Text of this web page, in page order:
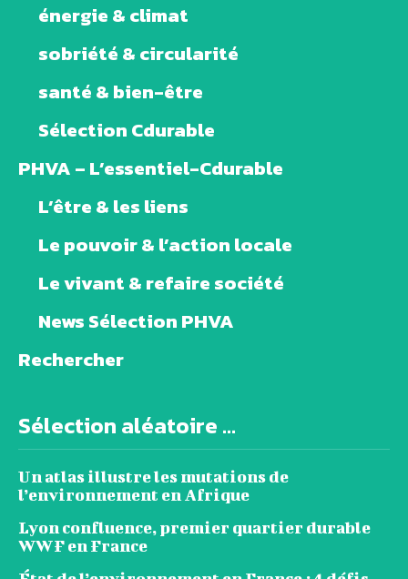
énergie & climat
sobriété & circularité
santé & bien-être
Sélection Cdurable
PHVA – L’essentiel-Cdurable
L’être & les liens
Le pouvoir & l’action locale
Le vivant & refaire société
News Sélection PHVA
Rechercher
Sélection aléatoire ...
Un atlas illustre les mutations de
l’environnement en Afrique
Lyon confluence, premier quartier durable
WWF en France